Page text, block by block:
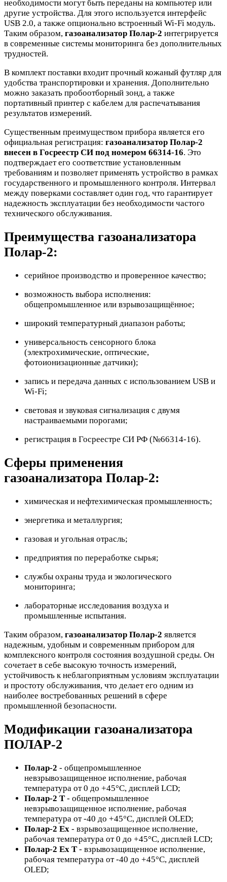
необходимости могут быть переданы на компьютер или
другие устройства. Для этого используется интерфейс
USB 2.0, а также опционально встроенный Wi-Fi модуль.
Таким образом, газоанализатор Полар-2 интегрируется
в современные системы мониторинга без дополнительных
трудностей.
В комплект поставки входит прочный кожаный футляр для
удобства транспортировки и хранения. Дополнительно
можно заказать пробоотборный зонд, а также
портативный принтер с кабелем для распечатывания
результатов измерений.
Существенным преимуществом прибора является его
официальная регистрация: газоанализатор Полар-2
внесен в Госреестр СИ под номером 66314-16. Это
подтверждает его соответствие установленным
требованиям и позволяет применять устройство в рамках
государственного и промышленного контроля. Интервал
между поверками составляет один год, что гарантирует
надежность эксплуатации без необходимости частого
технического обслуживания.
Преимущества газоанализатора
Полар-2:
серийное производство и проверенное качество;
возможность выбора исполнения:
общепромышленное или взрывозащищённое;
широкий температурный диапазон работы;
универсальность сенсорного блока
(электрохимические, оптические,
фотоионизационные датчики);
запись и передача данных с использованием USB и
Wi-Fi;
световая и звуковая сигнализация с двумя
настраиваемыми порогами;
регистрация в Госреестре СИ РФ (№66314-16).
Сферы применения
газоанализатора Полар-2:
химическая и нефтехимическая промышленность;
энергетика и металлургия;
газовая и угольная отрасль;
предприятия по переработке сырья;
службы охраны труда и экологического
мониторинга;
лабораторные исследования воздуха и
промышленные испытания.
Таким образом, газоанализатор Полар-2 является
надежным, удобным и современным прибором для
комплексного контроля состояния воздушной среды. Он
сочетает в себе высокую точность измерений,
устойчивость к неблагоприятным условиям эксплуатации
и простоту обслуживания, что делает его одним из
наиболее востребованных решений в сфере
промышленной безопасности.
Модификации газоанализатора
ПОЛАР-2
Полар-2 - общепромышленное
невзрывозащищенное исполнение, рабочая
температура от 0 до +45°С, дисплей LCD;
Полар-2 Т - общепромышленное
невзрывозащищенное исполнение, рабочая
температура от -40 до +45°С, дисплей OLED;
Полар-2 Ex - взрывозащищенное исполнение,
рабочая температура от 0 до +45°С, дисплей LCD;
Полар-2 Ex T - взрывозащищенное исполнение,
рабочая температура от -40 до +45°С, дисплей
OLED;